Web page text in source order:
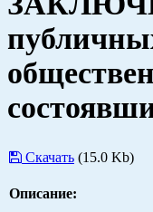
Скачать (15.0 Kb)
Описание: